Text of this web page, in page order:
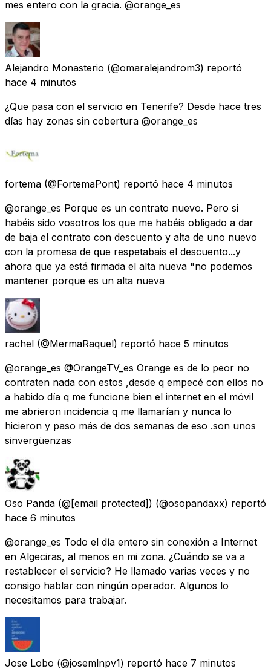
mes entero con la gracia. @orange_es
Alejandro Monasterio (@omaralejandrom3) reportó
hace 4 minutos
¿Que pasa con el servicio en Tenerife? Desde hace tres
días hay zonas sin cobertura @orange_es
fortema (@FortemaPont) reportó hace 4 minutos
@orange_es Porque es un contrato nuevo. Pero si
habéis sido vosotros los que me habéis obligado a dar
de baja el contrato con descuento y alta de uno nuevo
con la promesa de que respetabais el descuento...y
ahora que ya está firmada el alta nueva "no podemos
mantener porque es un alta nueva
rachel (@MermaRaquel) reportó hace 5 minutos
@orange_es @OrangeTV_es Orange es de lo peor no
contraten nada con estos ,desde q empecé con ellos no
a habido día q me funcione bien el internet en el móvil
me abrieron incidencia q me llamarían y nunca lo
hicieron y paso más de dos semanas de eso .son unos
sinvergüenzas
Oso Panda (@[email protected]) (@osopandaxx) reportó
hace 6 minutos
@orange_es Todo el día entero sin conexión a Internet
en Algeciras, al menos en mi zona. ¿Cuándo se va a
restablecer el servicio? He llamado varias veces y no
consigo hablar con ningún operador. Algunos lo
necesitamos para trabajar.
Jose Lobo (@josemlnpv1) reportó hace 7 minutos